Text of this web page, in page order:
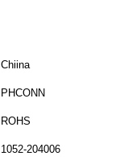
Chiina
PHCONN
ROHS
1052-204006